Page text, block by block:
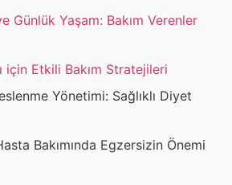
Günlük Yaşam: Bakım Verenler
için Etkili Bakım Stratejileri
Yönetimi: Sağlıklı Diyet
Bakımında Egzersizin Önemi